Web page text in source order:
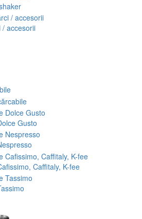
/ accesorii
Gusto
Caffitaly, K-fee